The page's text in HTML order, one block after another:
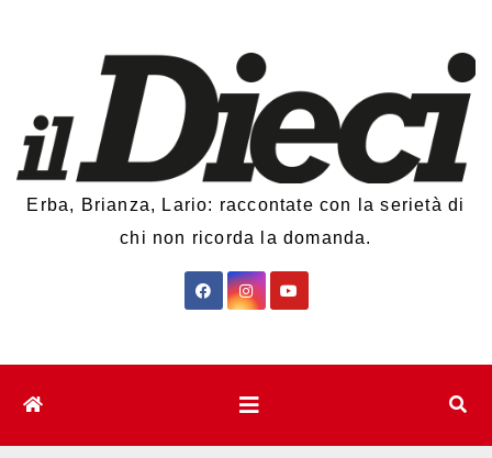
Erba, Brianza, Lario: raccontate con la serietà di
chi non ricorda la domanda.